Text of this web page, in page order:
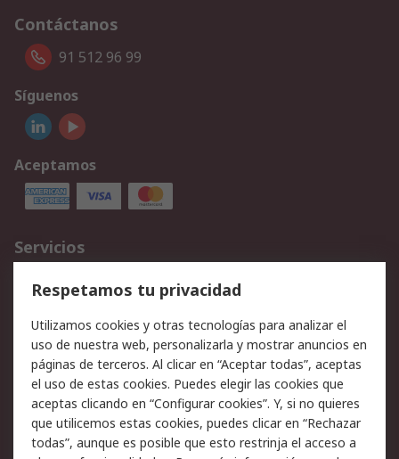
Contáctanos
91 512 96 99
Síguenos
Aceptamos
Servicios
Cómo realizar pedidos
Devoluciones
Facturación y pago
Ofertas
Soporte técnico
Legal
Aviso legal
Política de privacidad -
Actualizada
Respetamos tu privacidad
Utilizamos cookies y otras tecnologías para analizar el
uso de nuestra web, personalizarla y mostrar anuncios en
páginas de terceros. Al clicar en “Aceptar todas”, aceptas
el uso de estas cookies. Puedes elegir las cookies que
aceptas clicando en “Configurar cookies”. Y, si no quieres
que utilicemos estas cookies, puedes clicar en “Rechazar
todas”, aunque es posible que esto restrinja el acceso a